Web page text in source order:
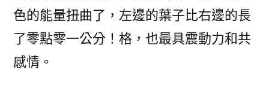
色的能量扭曲了，左邊的葉子比右邊的長
了零點零一公分！格，也最具震動力和共
感情。